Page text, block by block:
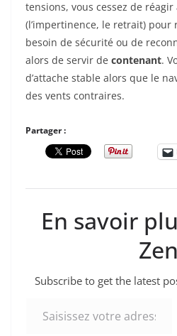
tensions, vous cessez de réagir
(l’impertinence, le retrait) pour
besoin de sécurité ou de
alors de servir de contenant.
d’attache stable alors que le
des vents contraires.
Partager :
En savoir
Zen
Subscribe to get the latest